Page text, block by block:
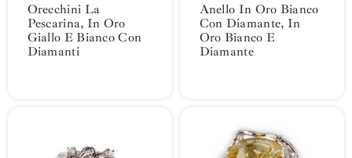
Orecchini La
Pescarina, In Oro
Giallo E Bianco Con
Diamanti
Anello In Oro Bianco
Con Diamante, In
Oro Bianco E
Diamante